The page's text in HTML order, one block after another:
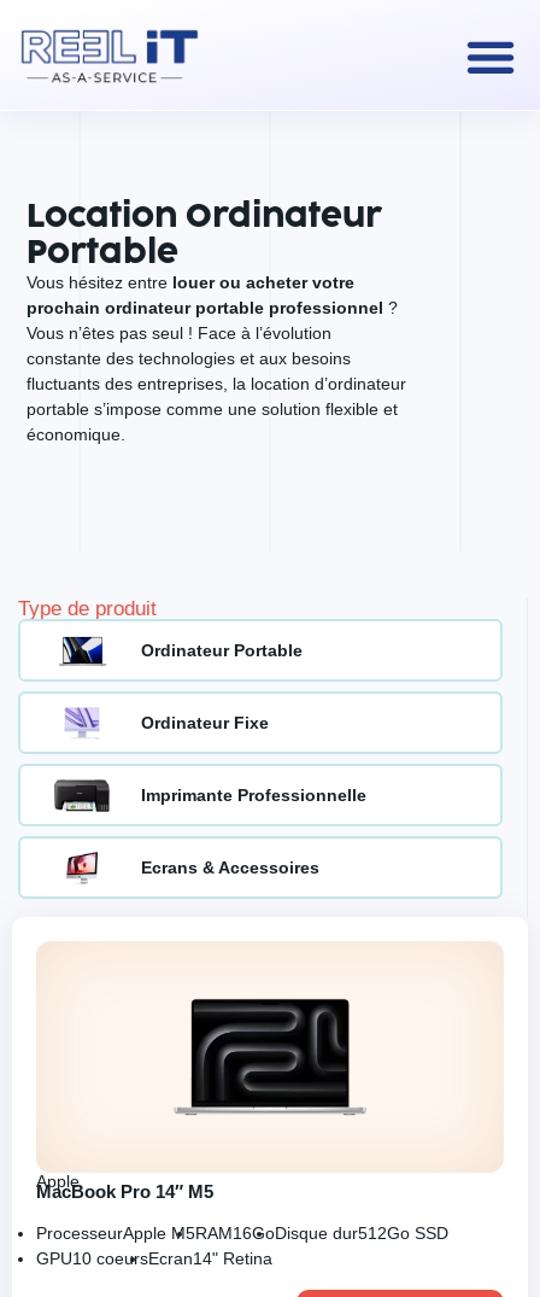
Location Ordinateur
Portable
Vous hésitez entre louer ou acheter votre
prochain ordinateur portable professionnel ?
Vous n’êtes pas seul ! Face à l’évolution
constante des technologies et aux besoins
fluctuants des entreprises, la location d’ordinateur
portable s’impose comme une solution flexible et
économique.
Type de produit
Ordinateur Portable
Ordinateur Fixe
Imprimante Professionnelle
Ecrans & Accessoires
Apple
MacBook Pro 14″ M5
ProcesseurApple M5RAM16GoDisque dur512Go SSD
GPU10 coeursEcran14" Retina